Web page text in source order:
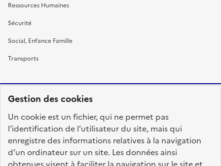
Gestion des cookies
Un cookie est un fichier, qui ne permet pas
l’identification de l’utilisateur du site, mais qui
enregistre des informations relatives à la navigation
d’un ordinateur sur un site. Les données ainsi
Ressources Humaines
Sécurité
Social, Enfance Famille
Transports
FRANÇAISE